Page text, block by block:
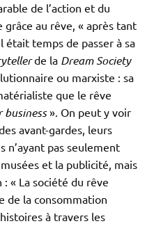
de l’action et du
au rêve, « après tant
temps de passer à sa
de la Dream Society
ou marxiste : sa
que le rêve
». On peut y voir
avant-gardes, leurs
n’ayant pas seulement
et la publicité, mais
« La société du rêve
de la consommation
à travers les